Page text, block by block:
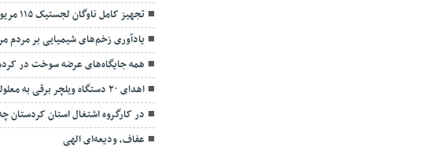
تجهیز کامل ناوگان لجستیک ۱۱۵ مریوان
یادآوری زخم‌های شیمیایی بر مردم
همه جایگاه‌های عرضه سوخت در
اهدای ۲۰ دستگاه ویلچر برقی به معلولین
در کارگروه اشتغال استان
عفاف، ودیعه‌ای الهی